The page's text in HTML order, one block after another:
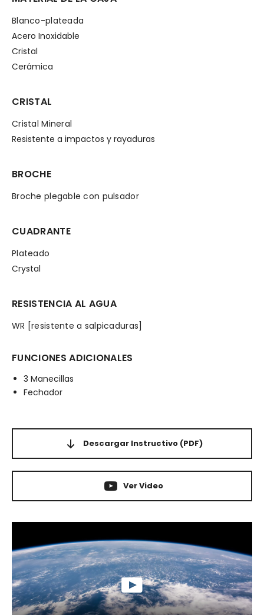
Blanco-plateada
Acero Inoxidable
Cristal
Cerámica
CRISTAL
Cristal Mineral
Resistente a impactos y rayaduras
BROCHE
Broche plegable con pulsador
CUADRANTE
Plateado
Crystal
RESISTENCIA AL AGUA
WR [resistente a salpicaduras]
FUNCIONES ADICIONALES
3 Manecillas
Fechador
Descargar Instructivo (PDF)
Ver Video